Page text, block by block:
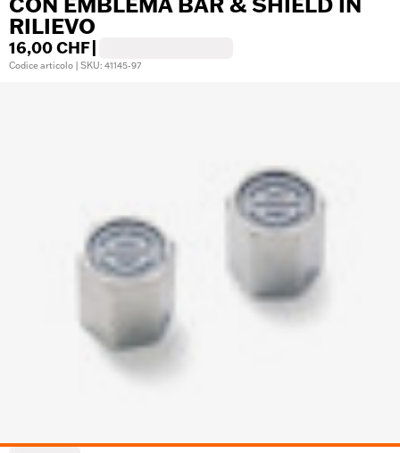
RILIEVO
16,00 CHF
Codice articolo | SKU: 41145-97